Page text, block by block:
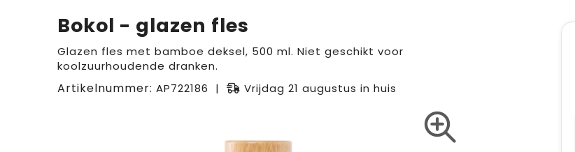
Bokol - glazen fles
Glazen fles met bamboe deksel, 500 ml. Niet geschikt voor
koolzuurhoudende dranken.
Artikelnummer: AP722186 Vrijdag 21 augustus in huis